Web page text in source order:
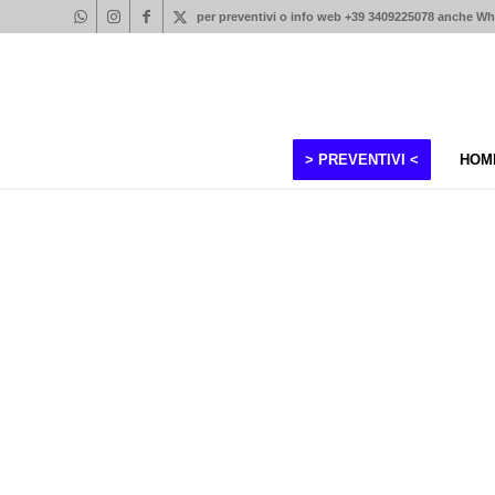
per preventivi o info web +39 3409225078 anche
> PREVENTIVI <